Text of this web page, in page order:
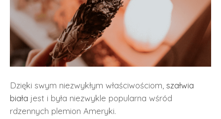
Dzięki swym niezwykłym właściwościom, szałwia
biała jest i była niezwykle popularna wśród
rdzennych plemion Ameryki.